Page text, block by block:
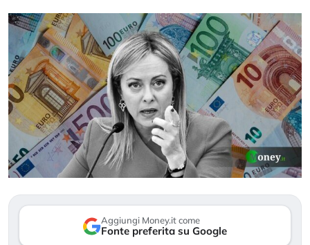
Aggiungi Money.it come
Fonte preferita su Google